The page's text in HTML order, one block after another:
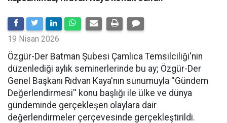
19 Nisan 2026
​Özgür-Der Batman Şubesi Çamlıca Temsilciliği'nin
düzenlediği aylık seminerlerinde bu ay; Özgür-Der
Genel Başkanı Rıdvan Kaya'nın sunumuyla ''Gündem
Değerlendirmesi'' konu başlığı ile ülke ve dünya
gündeminde gerçekleşen olaylara dair
değerlendirmeler çerçevesinde gerçekleştirildi.